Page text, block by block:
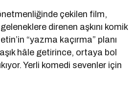
çekilen film,
direnen aşkını komik
“yazma kaçırma” planı
hâle getirince, ortaya bol
Yerli komedi sevenler için